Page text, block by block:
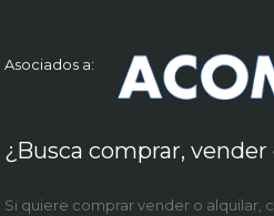
Asociados a:
¿Busca comprar, vender
Si quiere comprar vender o alquilar,